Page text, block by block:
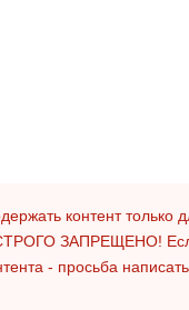
контент
ЗАПРЕЩЕНО!
- просьба